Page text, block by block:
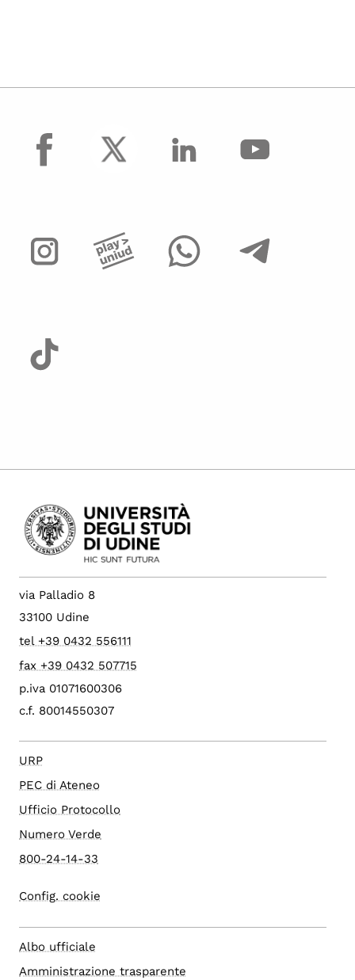
facebook
via Palladio 8
33100 Udine
tel +39 0432 556111
fax +39 0432 507715
p.iva 01071600306
c.f. 80014550307
URP
PEC di Ateneo
Ufficio Protocollo
Numero Verde
800-24-14-33
Config. cookie
Albo ufficiale
Amministrazione trasparente